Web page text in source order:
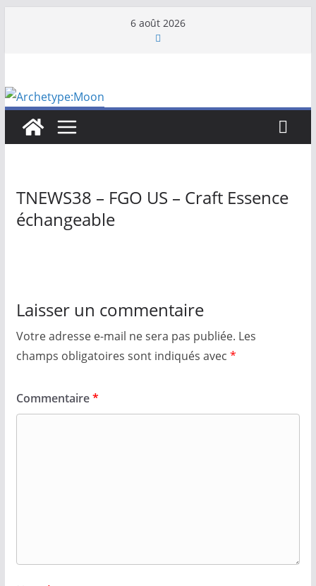
6 août 2026
TNEWS38 – FGO US – Craft Essence
échangeable
Laisser un commentaire
Votre adresse e-mail ne sera pas publiée. Les
champs obligatoires sont indiqués avec *
Commentaire*